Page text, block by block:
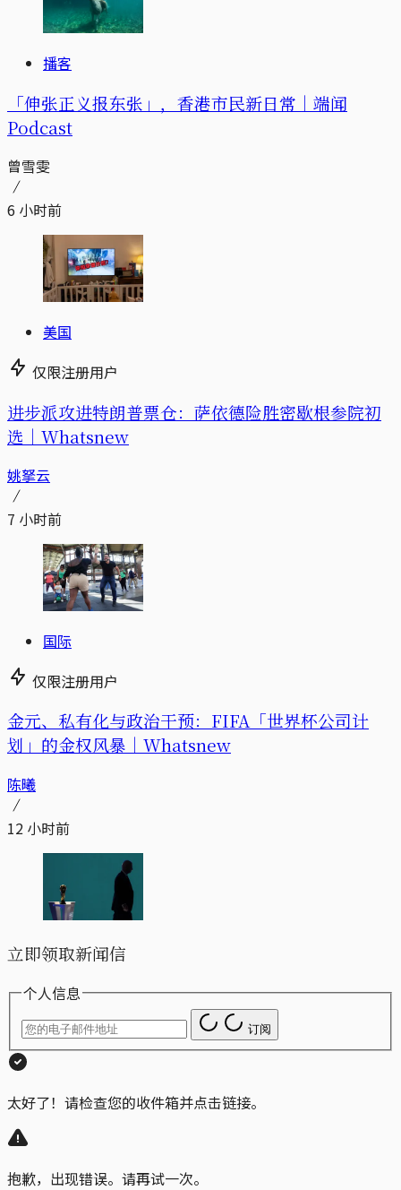
播客
「伸张正义报东张」，香港市民新日常｜端闻
Podcast
曾雪雯
6 小时前
美国
仅限注册用户
进步派攻进特朗普票仓：萨依德险胜密歇根参院初
选｜Whatsnew
姚拏云
7 小时前
国际
仅限注册用户
金元、私有化与政治干预：FIFA「世界杯公司计
划」的金权风暴｜Whatsnew
陈曦
12 小时前
立即领取新闻信
个人信息
订阅
太好了！请检查您的收件箱并点击链接。
抱歉，出现错误。请再试一次。